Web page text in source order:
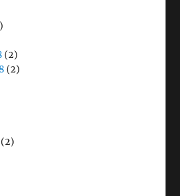
(2)
(2)
(2)